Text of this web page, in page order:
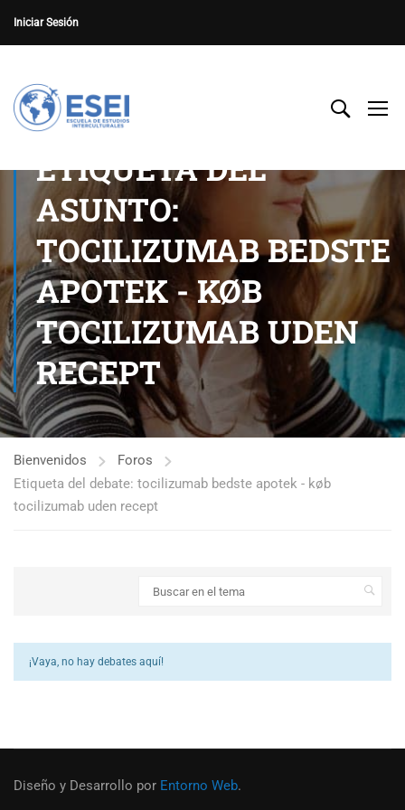
Iniciar Sesión
ETIQUETA DEL
ASUNTO:
TOCILIZUMAB BEDSTE
APOTEK - KØB
TOCILIZUMAB UDEN
RECEPT
Bienvenidos
Foros
Etiqueta del debate: tocilizumab bedste apotek - køb
tocilizumab uden recept
¡Vaya, no hay debates aquí!
Diseño y Desarrollo por Entorno Web.